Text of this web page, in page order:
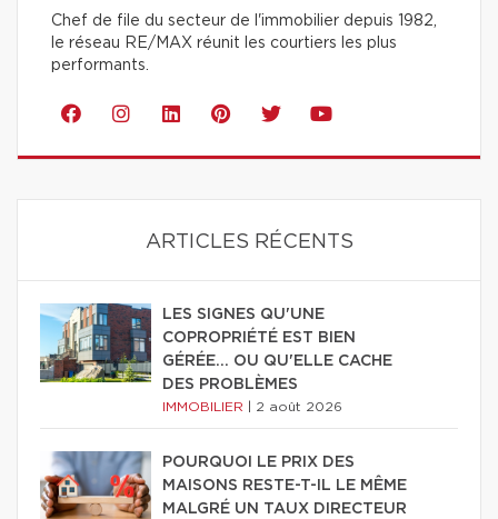
Chef de file du secteur de l'immobilier depuis 1982,
le réseau RE/MAX réunit les courtiers les plus
performants.
ARTICLES RÉCENTS
LES SIGNES QU'UNE
COPROPRIÉTÉ EST BIEN
GÉRÉE… OU QU'ELLE CACHE
DES PROBLÈMES
IMMOBILIER 2 août 2026
POURQUOI LE PRIX DES
MAISONS RESTE-T-IL LE MÊME
MALGRÉ UN TAUX DIRECTEUR